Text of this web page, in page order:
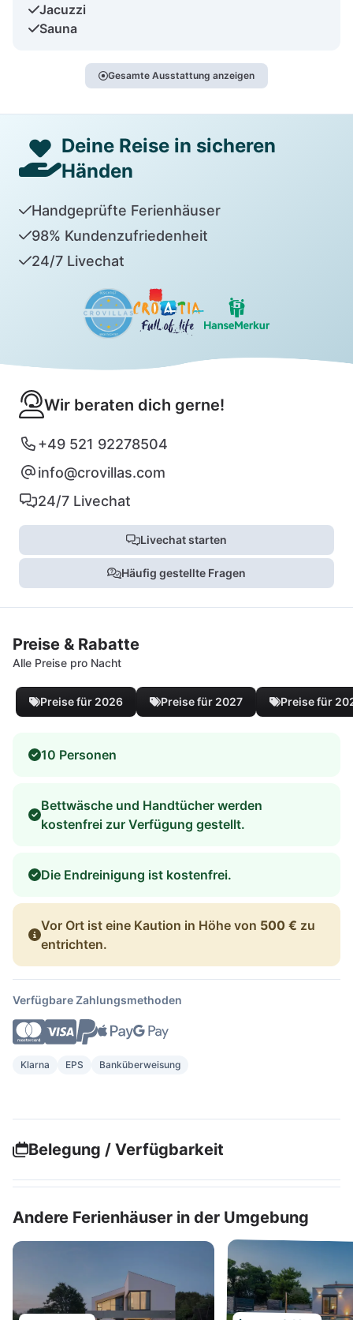
Jacuzzi
Sauna
Gesamte Ausstattung anzeigen
Deine Reise in sicheren
Händen
Handgeprüfte Ferienhäuser
98% Kundenzufriedenheit
24/7 Livechat
Wir beraten dich gerne!
+49 521 92278504
info@crovillas.com
24/7 Livechat
Livechat starten
Häufig gestellte Fragen
Preise & Rabatte
Alle Preise pro Nacht
Preise für 2026 Preise für 2027 Preise für
10 Personen
Bettwäsche und Handtücher werden
kostenfrei zur Verfügung gestellt.
Die Endreinigung ist kostenfrei.
Vor Ort ist eine Kaution in Höhe von 500 € zu
entrichten.
Verfügbare Zahlungsmethoden
Klarna EPS Banküberweisung
Belegung / Verfügbarkeit
Andere Ferienhäuser in der Umgebung